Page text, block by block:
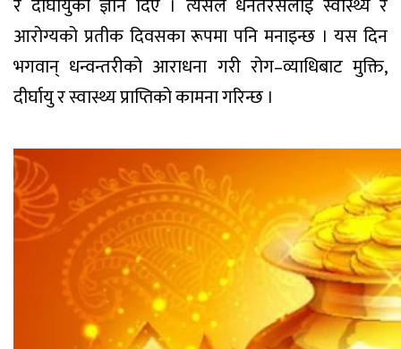
आरोग्यको प्रतीक दिवसका रूपमा पनि मनाइन्छ । यस दिन
भगवान् धन्वन्तरीको आराधना गरी रोग–व्याधिबाट मुक्ति,
दीर्घायु र स्वास्थ्य प्राप्तिको कामना गरिन्छ ।